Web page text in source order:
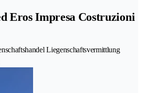
Eros Impresa Costruzioni
Liegenschaftsvermittlung